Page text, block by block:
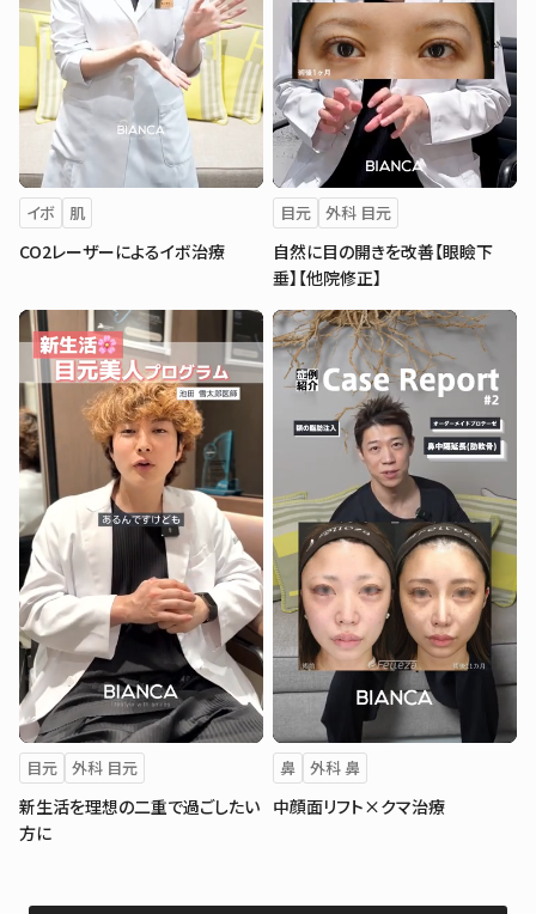
イボ 肌
CO2レーザーによるイボ治療
目元 外科 目元
自然に目の開きを改善【眼瞼下
垂】【他院修正】
目元 外科 目元
新生活を理想の二重で過ごしたい
方に
鼻 外科 鼻
中顔面リフト×クマ治療